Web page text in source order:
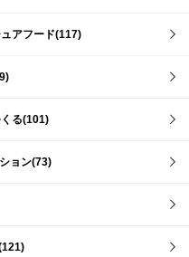
アフード(117)
る(101)
ョン(73)